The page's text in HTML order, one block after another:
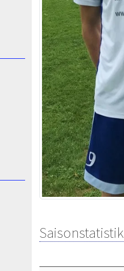
Saisonstatistik